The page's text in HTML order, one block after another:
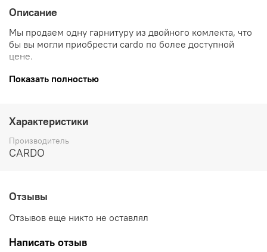
Описание
Мы продаем одну гарнитуру из двойного комлекта, что
бы вы могли приобрести cardo по более доступной
цене.
Cardo Spirit HD - это золотая середина, если вам нужен
HD-переговорное устройство для двух райдеров
До 13 часов в режиме разговора с быстрой
зарядкой
Потоковая передача музыки
Обновление программного обеспечения по
Водонепроницаемый
Показать полностью
Характеристики
Производитель
CARDO
Отзывы
Отзывов еще никто не оставлял
Написать отзыв